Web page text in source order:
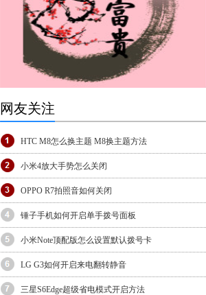
网友关注
HTC M8怎么换主题 M8换主题方法
小米4放大手势怎么关闭
OPPO R7拍照音如何关闭
锤子手机如何开启单手拨号面板
小米Note顶配版怎么设置默认拨号卡
LG G3如何开启来电翻转静音
三星S6Edge超级省电模式开启方法